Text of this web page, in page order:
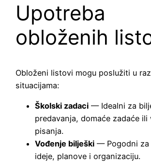
Upotreba
obloženih
Obloženi listovi mogu poslužiti u
situacijama:
Školski zadaci — Idealni za
predavanja, domaće zadaće ili
pisanja.
Vođenje bilješki — Pogodni za
ideje, planove i organizaciju.